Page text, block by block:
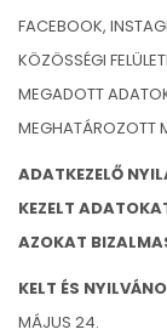
FACEBOOK,
KÖZÖSSÉGI
MEGADOTT
MEGHATÁROZOTT
ADATKEZELŐ
KEZELT
AZOKAT
KELT ÉS
MÁJUS 24.